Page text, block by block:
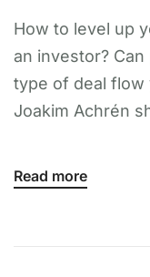
How to level up
an investor?
type of deal flow
Joakim Achrén
Read more